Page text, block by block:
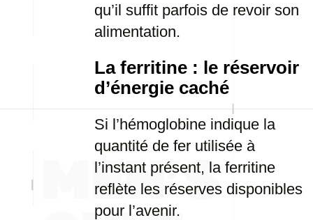
qu’il suffit parfois de revoir son
alimentation.
La ferritine : le réservoir
d’énergie caché
Si l’hémoglobine indique la
quantité de fer utilisée à
l’instant présent, la ferritine
reflète les réserves disponibles
pour l’avenir.